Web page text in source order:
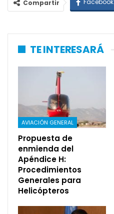
Compartir
TE INTERESARÁ
AVIACIÓN GENERAL
Propuesta de
enmienda del
Apéndice H:
Procedimientos
Generales para
Helicópteros